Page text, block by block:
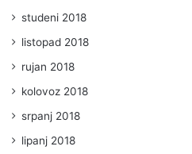
studeni 2018
listopad 2018
rujan 2018
kolovoz 2018
srpanj 2018
lipanj 2018